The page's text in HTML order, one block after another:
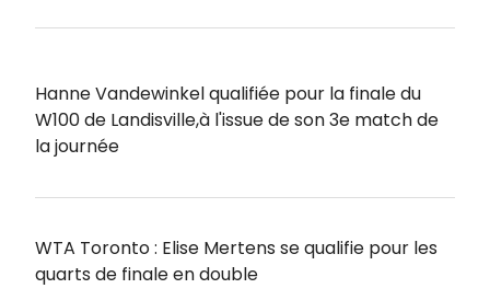
Hanne Vandewinkel qualifiée pour la finale du
W100 de Landisville,à l'issue de son 3e match de
la journée
WTA Toronto : Elise Mertens se qualifie pour les
quarts de finale en double